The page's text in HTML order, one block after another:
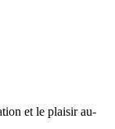
et le plaisir au-